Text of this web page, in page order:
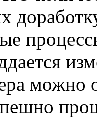
можно